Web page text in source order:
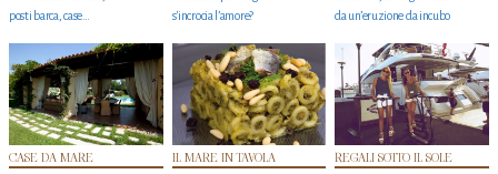
posti barca, case…
s'incrocia l’amore?
da un’eruzione da incubo
CASE DA MARE IL MARE IN TAVOLA REGALI SOTTO IL SOLE